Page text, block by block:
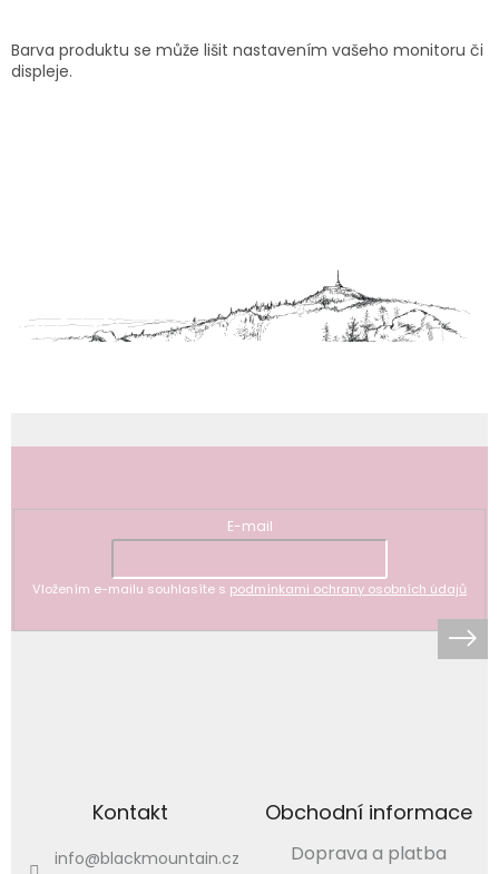
Barva produktu se může lišit nastavením vašeho monitoru či
displeje.
E-mail
Vložením e-mailu souhlasíte s podmínkami ochrany osobních údajů
Kontakt
info@blackmountain.cz
Obchodní informace
Doprava a platba